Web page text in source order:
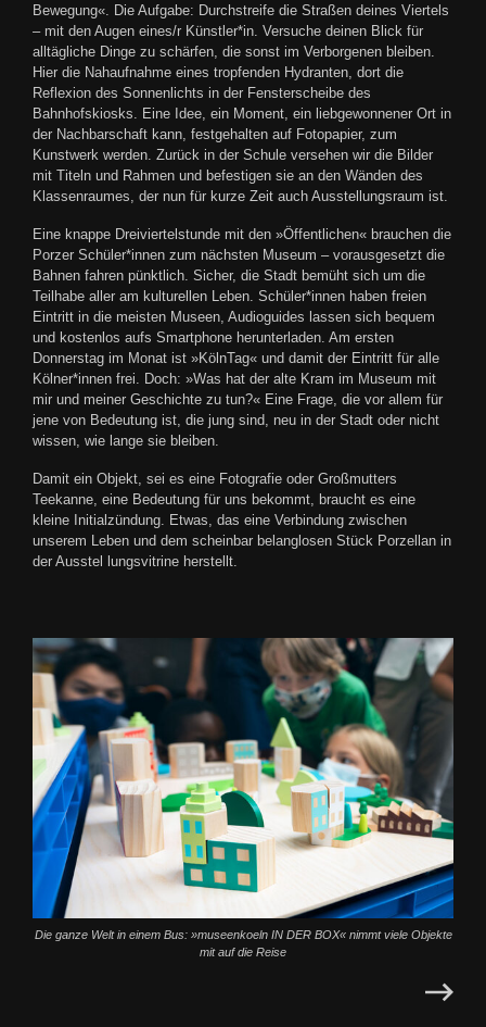
Bewegung«. Die Aufgabe: Durchstreife die Straßen deines Viertels
– mit den Augen eines/r Künstler*in. Versuche deinen Blick für
alltägliche Dinge zu schärfen, die sonst im Verborgenen bleiben.
Hier die Nahaufnahme eines tropfenden Hydranten, dort die
Reflexion des Sonnenlichts in der Fensterscheibe des
Bahnhofskiosks. Eine Idee, ein Moment, ein liebgewonnener Ort in
der Nachbarschaft kann, festgehalten auf Fotopapier, zum
Kunstwerk werden. Zurück in der Schule versehen wir die Bilder
mit Titeln und Rahmen und befestigen sie an den Wänden des
Klassenraumes, der nun für kurze Zeit auch Ausstellungsraum ist.
Eine knappe Dreiviertelstunde mit den »Öffentlichen« brauchen die
Porzer Schüler*innen zum nächsten Museum – vorausgesetzt die
Bahnen fahren pünktlich. Sicher, die Stadt bemüht sich um die
Teilhabe aller am kulturellen Leben. Schüler*innen haben freien
Eintritt in die meisten Museen, Audioguides lassen sich bequem
und kostenlos aufs Smartphone herunterladen. Am ersten
Donnerstag im Monat ist »KölnTag« und damit der Eintritt für alle
Kölner*innen frei. Doch: »Was hat der alte Kram im Museum mit
mir und meiner Geschichte zu tun?« Eine Frage, die vor allem für
jene von Bedeutung ist, die jung sind, neu in der Stadt oder nicht
wissen, wie lange sie bleiben.
Damit ein Objekt, sei es eine Fotografie oder Großmutters
Teekanne, eine Bedeutung für uns bekommt, braucht es eine
kleine Initialzündung. Etwas, das eine Verbindung zwischen
unserem Leben und dem scheinbar belanglosen Stück Porzellan in
der Ausstel lungsvitrine herstellt.
Die ganze Welt in einem Bus: »museenkoeln IN DER BOX« nimmt viele Objekte
mit auf die Reise